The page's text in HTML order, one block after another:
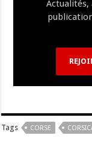
Actualités,
Tags CORSE